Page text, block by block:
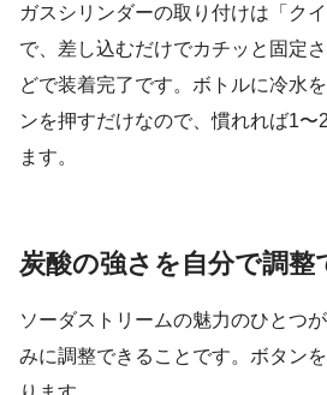
ガスシリンダーの取り付けは「ク
で、差し込むだけでカチッと固定
どで装着完了です。ボトルに冷水
ンを押すだけなので、慣れれば1〜
ます。
炭酸の強さを自分で調整
ソーダストリームの魅力のひとつ
みに調整できることです。ボタン